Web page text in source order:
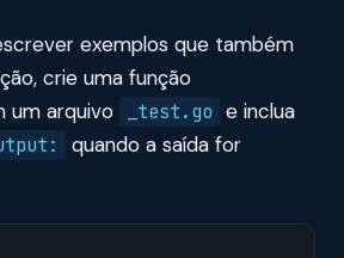
exemplos que também
crie uma função
um arquivo _test.go e inclua
quando a saída for